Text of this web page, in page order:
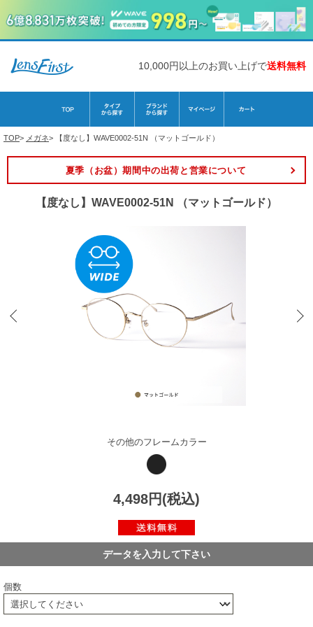
10,000円以上のお買い上げで送料無料
TOP> メガネ> 【度なし】WAVE0002-51N （マットゴールド）
夏季（お盆）期間中の出荷と営業について
【度なし】WAVE0002-51N （マットゴールド）
その他のフレームカラー
4,498円(税込)
データを入力して下さい
個数